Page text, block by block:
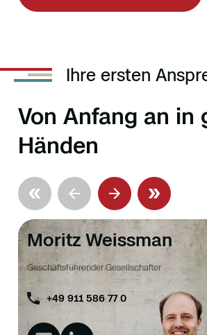
Ihre ersten
Von Anfang an in
Händen
Moritz Weissman
Geschäftsführender Gesellschafter
+49 911 586 77 0